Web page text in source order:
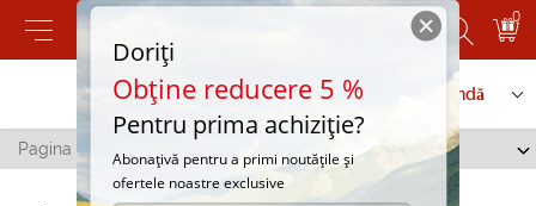
0
Contactați-ne Serviciu de comandă
Pagina principală
Doriți
Obține reducere 5 %
Pentru prima achiziție?
Abonațivă pentru a primi noutățile și
ofertele noastre exclusive